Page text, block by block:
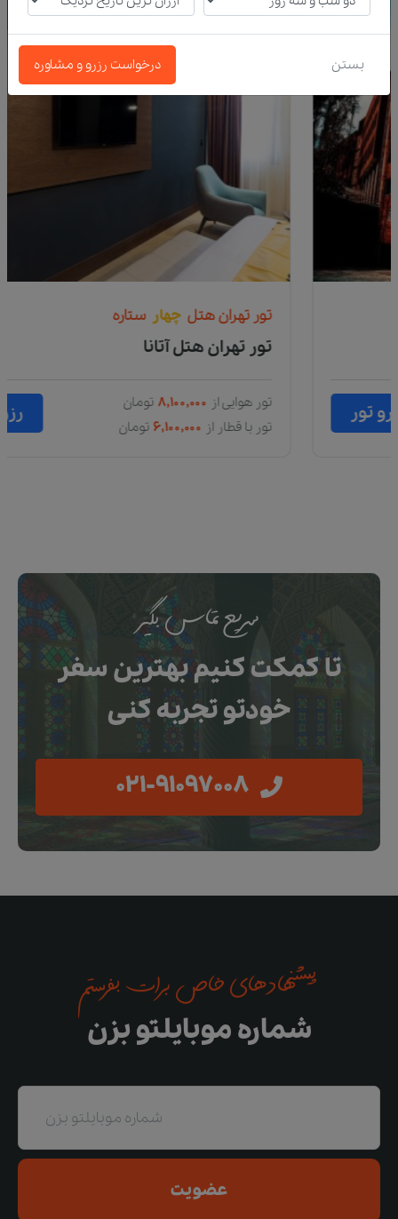
چهارستاره
تور تهران هتل آتانا
تور هوایی از ۸,۱۰۰,۰۰۰ تومان
تور با قطار از
۶,۱۰۰,۰۰۰ تومان
بستن درخواست رزرو و مشاوره
سریع تماس بگیر
تا کمکت کنیم بهترین سفر
خودتو تجربه کنی
021-91097008
پیشنهادهای خاص برات بفرستم
شماره موبایلتو بزن
عضویت